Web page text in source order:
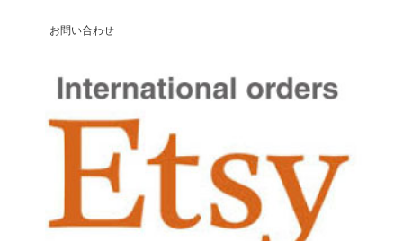
お問い合わせ